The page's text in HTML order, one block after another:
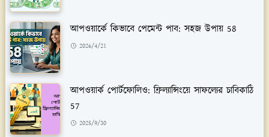
আপওয়ার্কে কিভাবে পেমেন্ট পাব: সহজ উপায় 58
2026/4/21
আপওয়ার্ক পোর্টফোলিও: ফ্রিল্যান্সিংয়ে সাফল্যের চাবিকাঠি
57
2025/9/30